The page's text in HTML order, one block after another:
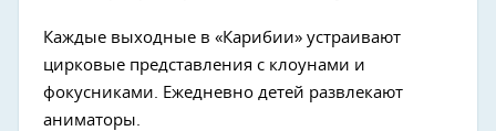
Каждые выходные в «Карибии» устраивают
цирковые представления с клоунами и
фокусниками. Ежедневно детей развлекают
аниматоры.